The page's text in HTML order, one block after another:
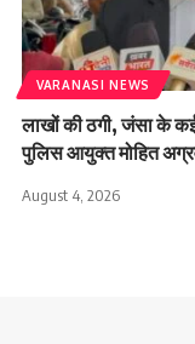
VARANASI NEWS
लाखों की ठगी, जंसा के कई
पुलिस आयुक्त मोहित
August 4, 2026